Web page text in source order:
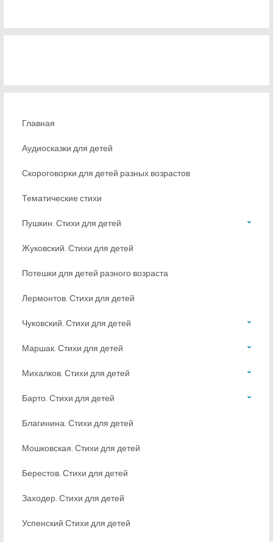
Главная
Аудиосказки для детей
Скороговорки для детей разных возрастов
Тематические стихи
Пушкин. Стихи для детей
Жуковский. Стихи для детей
Потешки для детей разного возраста
Лермонтов. Стихи для детей
Чуковский. Стихи для детей
Маршак. Стихи для детей
Михалков. Стихи для детей
Барто. Стихи для детей
Благинина. Стихи для детей
Мошковская. Стихи для детей
Берестов. Стихи для детей
Заходер. Стихи для детей
Успенский Стихи для детей